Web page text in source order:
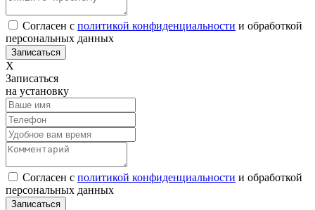
Согласен с политикой конфиденциальности и обработкой
персональных данных
Х
Записаться
на установку
Согласен с политикой конфиденциальности и обработкой
персональных данных